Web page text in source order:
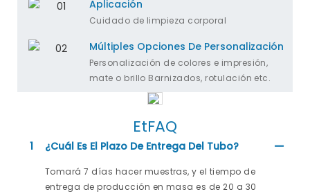
Aplicación
Cuidado de limpieza corporal
Múltiples Opciones De Personalización
Personalización de colores e impresión,
mate o brillo Barnizados, rotulación etc.
EtFAQ
1 ¿Cuál Es El Plazo De Entrega Del Tubo?
Tomará 7 días hacer muestras, y el tiempo de
entrega de producción en masa es de 20 a 30